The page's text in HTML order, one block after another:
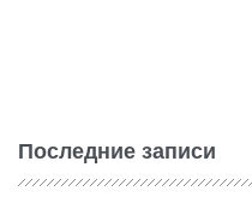
Последние записи